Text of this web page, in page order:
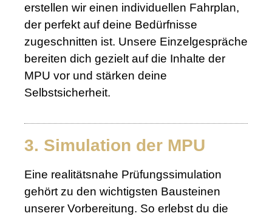
erstellen wir einen individuellen Fahrplan,
der perfekt auf deine Bedürfnisse
zugeschnitten ist. Unsere Einzelgespräche
bereiten dich gezielt auf die Inhalte der
MPU vor und stärken deine
Selbstsicherheit.
3. Simulation der MPU
Eine realitätsnahe Prüfungssimulation
gehört zu den wichtigsten Bausteinen
unserer Vorbereitung. So erlebst du die